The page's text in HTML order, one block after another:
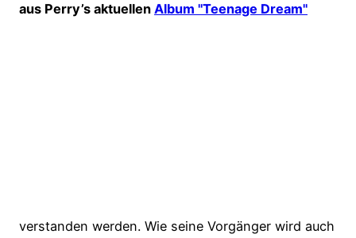
aus Perry’s aktuellen Album "Teenage Dream"
verstanden werden. Wie seine Vorgänger wird auch